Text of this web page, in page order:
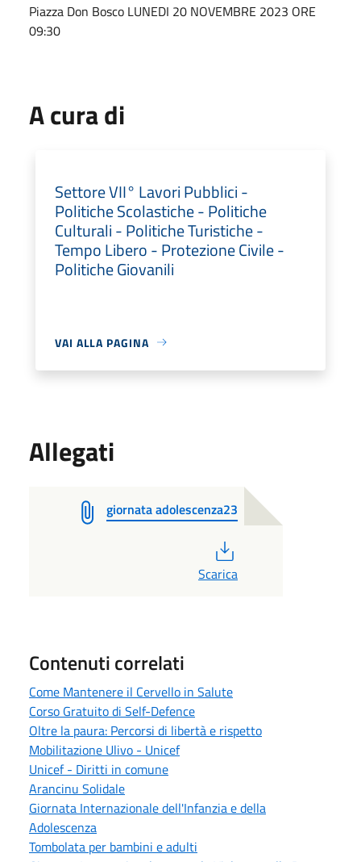
Piazza Don Bosco LUNEDI 20 NOVEMBRE 2023 ORE
09:30
A cura di
Settore VII° Lavori Pubblici -
Politiche Scolastiche - Politiche
Culturali - Politiche Turistiche -
Tempo Libero - Protezione Civile -
Politiche Giovanili
VAI ALLA PAGINA
Allegati
giornata adolescenza23
Scarica
Contenuti correlati
Come Mantenere il Cervello in Salute
Corso Gratuito di Self-Defence
Oltre la paura: Percorsi di libertà e rispetto
Mobilitazione Ulivo - Unicef
Unicef - Diritti in comune
Arancinu Solidale
Giornata Internazionale dell'Infanzia e della
Adolescenza
Tombolata per bambini e adulti